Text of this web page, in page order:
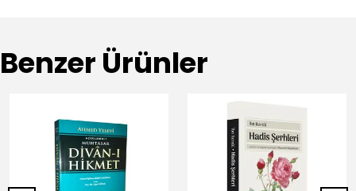
Benzer Ürünler